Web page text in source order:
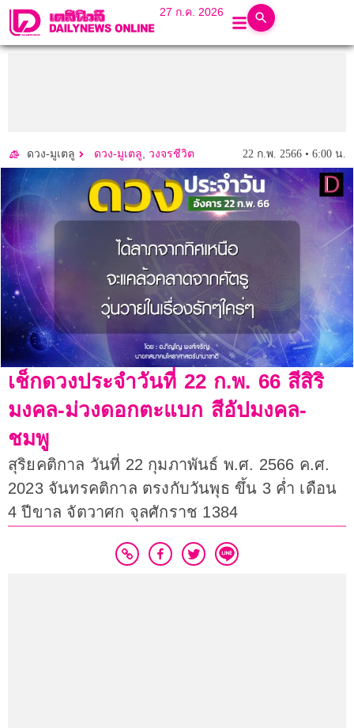
27 ก.ค. 2026
ดวง-มูเตลู ดวง-มูเตลู, วงจรชีวิต 22 ก.พ. 2566 • 6:00 น.
เช็กดวงประจำวันที่ 22 ก.พ. 66 สีสิริ
มงคล-ม่วงดอกตะแบก สีอัปมงคล-
ชมพู
สุริยคติกาล วันที่ 22 กุมภาพันธ์ พ.ศ. 2566 ค.ศ.
2023 จันทรคติกาล ตรงกับวันพุธ ขึ้น 3 ค่ำ เดือน
4 ปีขาล จัตวาศก จุลศักราช 1384